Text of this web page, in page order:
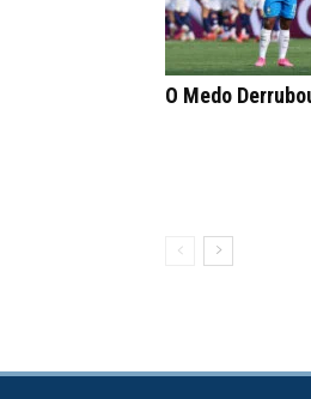
O Medo